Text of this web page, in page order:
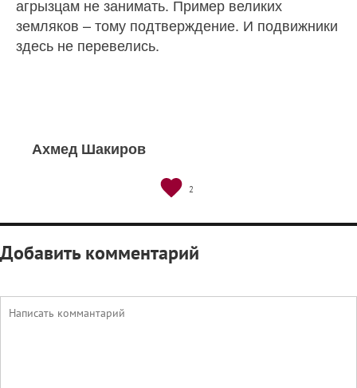
агрызцам не занимать. Пример великих
земляков – тому подтверждение. И подвижники
здесь не перевелись.
Ахмед Шакиров
2
Добавить комментарий